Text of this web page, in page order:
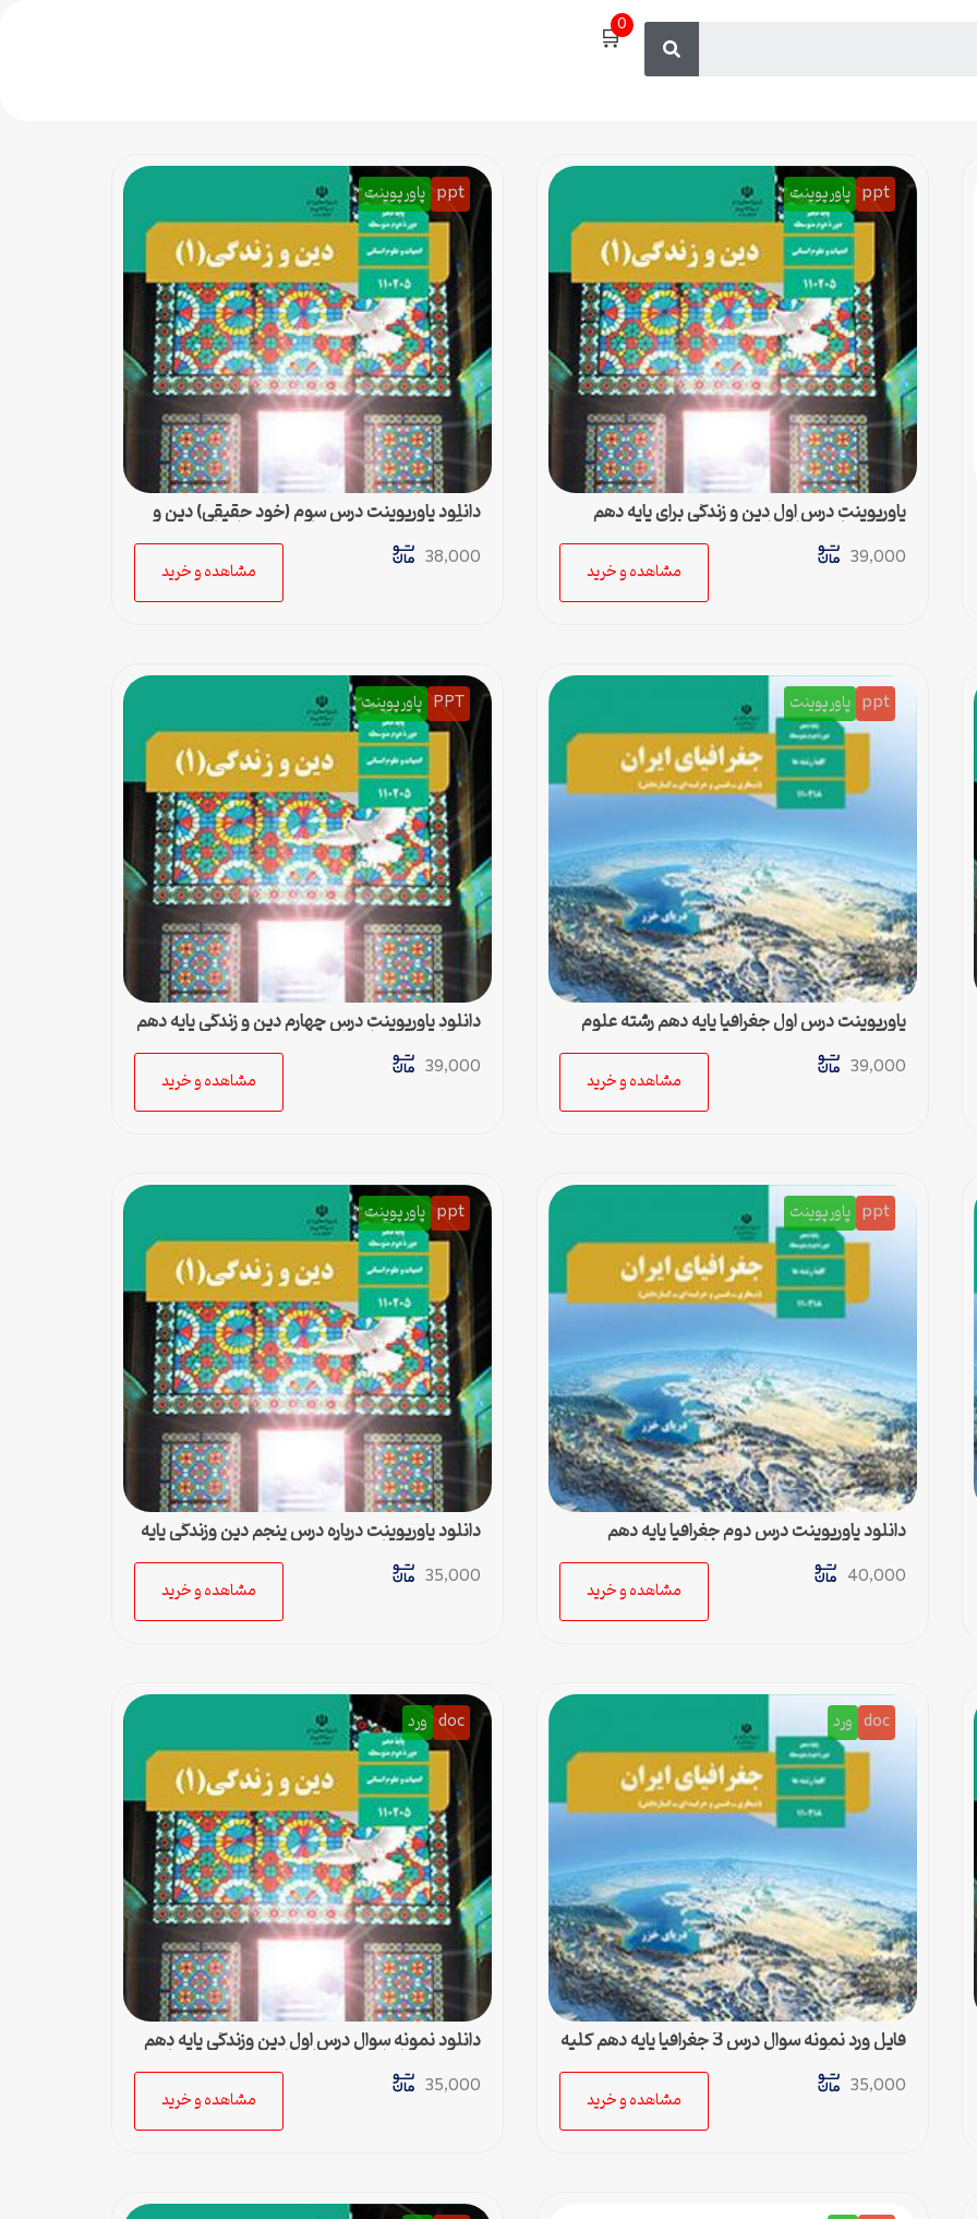
🛒0
ppt پاورپوینت
پاورپوینت درس اول دین و زندگی برای پایه دهم
رشته ادبیات و علوم انسانی
39,000
مشاهده و خرید
ppt پاورپوینت
دانلود پاورپوینت درس سوم (خود حقیقی) دین و
زندگی پایه دهم رشته ادبیات و علوم انسانی
38,000
مشاهده و خرید
ppt پاورپوینت
پاورپوینت درس اول جغرافیا پایه دهم رشته علوم
انسانی
39,000
مشاهده و خرید
PPT پاورپوینت
دانلود پاورپوینت درس چهارم دین و زندگی پایه دهم
رشته ادبیات و علوم انسانی
39,000
مشاهده و خرید
ppt پاورپوینت
دانلود پاورپوینت درس دوم جغرافیا پایه دهم
متوسطه مناسب کلیه رشته‌ها
40,000
مشاهده و خرید
ppt پاورپوینت
دانلود پاورپوینت درباره درس پنجم دین وزندگی پایه
دهم رشته ادبیات و علوم انسانی
35,000
مشاهده و خرید
doc ورد
فایل ورد نمونه سوال درس 3 جغرافیا پایه دهم کلیه
رشته ها + پاسخ
35,000
مشاهده و خرید
doc ورد
دانلود نمونه سوال درس اول دین وزندگی پایه دهم
دوم متوسطه ادبیات و علوم انسانی به همراه پاسخ
35,000
مشاهده و خرید